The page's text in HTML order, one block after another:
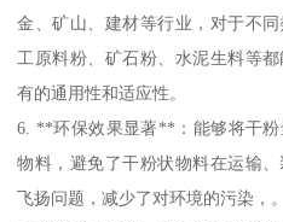
金、矿山、建材等行业，对于不
工原料粉、矿石粉、水泥生料等
有的通用性和适应性。
6. **环保效果显著**：能够将干
物料，避免了干粉状物料在运输
飞扬问题，减少了对环境的污染，。